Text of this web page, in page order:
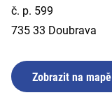
č. p. 599
735 33 Doubrava
Zobrazit na mapě